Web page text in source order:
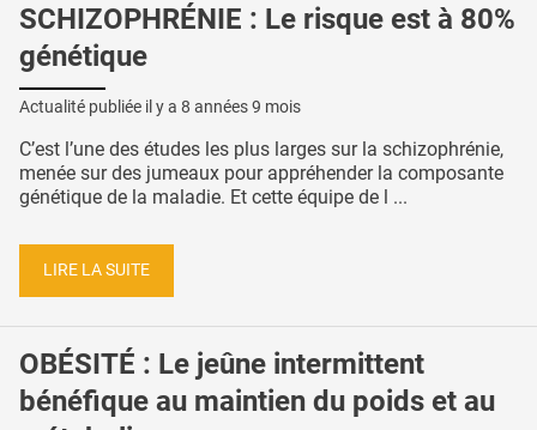
SCHIZOPHRÉNIE : Le risque est à 80%
génétique
Actualité publiée il y a 8 années 9 mois
C’est l’une des études les plus larges sur la schizophrénie,
menée sur des jumeaux pour appréhender la composante
génétique de la maladie. Et cette équipe de l ...
LIRE LA SUITE
OBÉSITÉ : Le jeûne intermittent
bénéfique au maintien du poids et au